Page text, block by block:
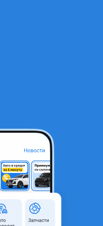
Honda
Акмолинская